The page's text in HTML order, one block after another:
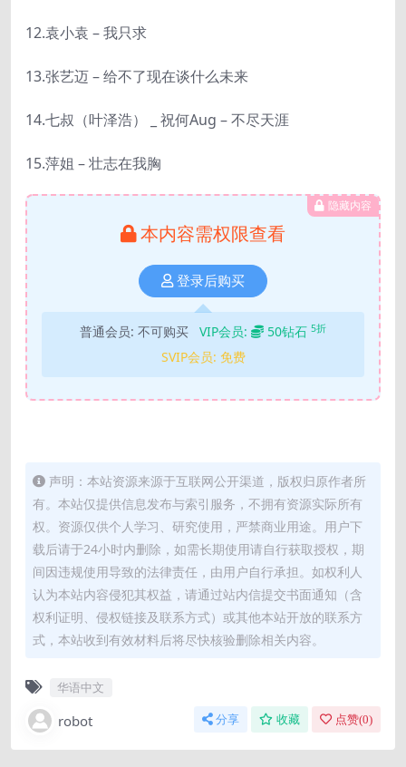
12.袁小袁 – 我只求
13.张艺迈 – 给不了现在谈什么未来
14.七叔（叶泽浩） _ 祝何Aug – 不尽天涯
15.萍姐 – 壮志在我胸
隐藏内容
本内容需权限查看
登录后购买
普通会员: 不可购买 VIP会员: 50钻石 5折
SVIP会员: 免费
声明：本站资源来源于互联网公开渠道，版权归原作者所
有。本站仅提供信息发布与索引服务，不拥有资源实际所有
权。资源仅供个人学习、研究使用，严禁商业用途。用户下
载后请于24小时内删除，如需长期使用请自行获取授权，期
间因违规使用导致的法律责任，由用户自行承担。如权利人
认为本站内容侵犯其权益，请通过站内信提交书面通知（含
权利证明、侵权链接及联系方式）或其他本站开放的联系方
式，本站收到有效材料后将尽快核验删除相关内容。
华语中文
robot 分享 收藏 点赞(0)